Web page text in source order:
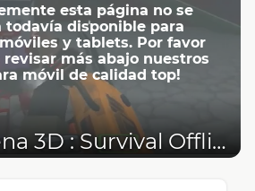
esta página no se
todavía disponible para
y tablets. Por favor
más abajo nuestros
móvil de calidad top!
Zombie Arena 3D : Survival Offline